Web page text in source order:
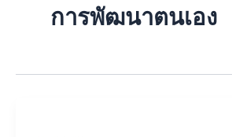
การพัฒนาตนเอง